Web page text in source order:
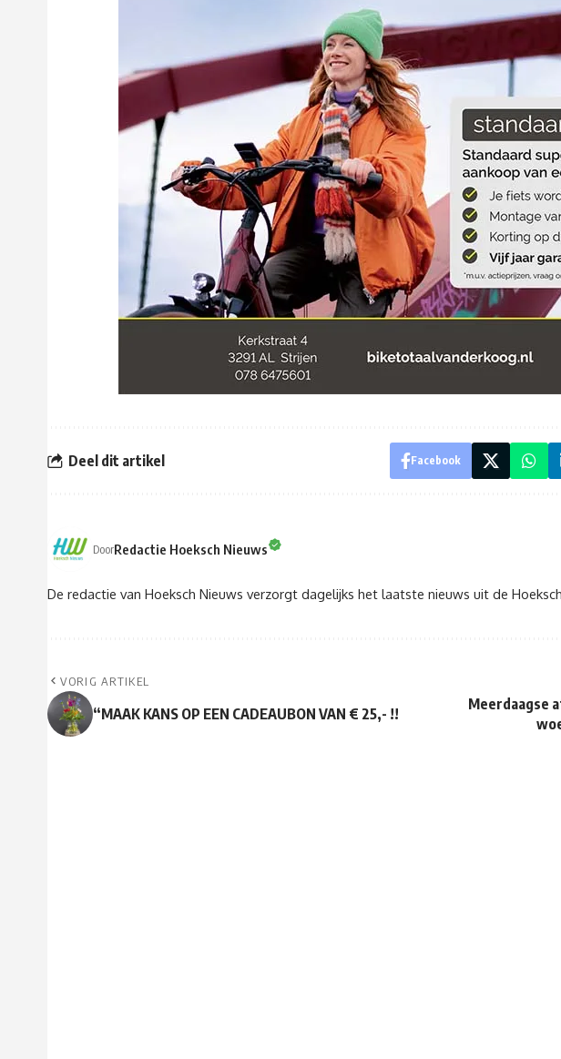
Deel dit artikel Facebook
DoorRedactie Hoeksch Nieuws
De redactie van Hoeksch Nieuws verzorgt dagelijks het laatste nieuws uit de
VORIG ARTIKEL
“MAAK KANS OP EEN CADEAUBON VAN € 25,- !!
Meerdaagse